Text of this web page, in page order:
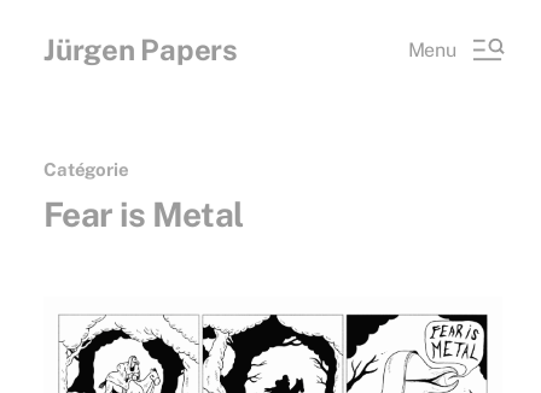
Jürgen Papers Menu
Catégorie
Fear is Metal